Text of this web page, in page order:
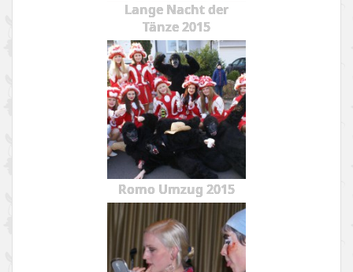
Lange Nacht der
Tänze 2015
Romo Umzug 2015